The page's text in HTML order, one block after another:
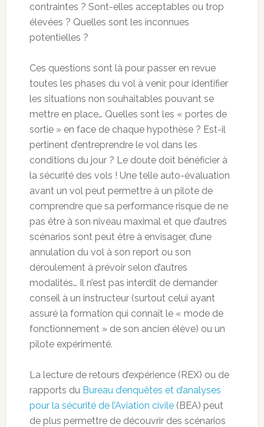
contraintes ? Sont-elles acceptables ou trop
élevées ? Quelles sont les inconnues
potentielles ?
Ces questions sont là pour passer en revue
toutes les phases du vol à venir, pour identifier
les situations non souhaitables pouvant se
mettre en place… Quelles sont les « portes de
sortie » en face de chaque hypothèse ? Est-il
pertinent d’entreprendre le vol dans les
conditions du jour ? Le doute doit bénéficier à
la sécurité des vols ! Une telle auto-évaluation
avant un vol peut permettre à un pilote de
comprendre que sa performance risque de ne
pas être à son niveau maximal et que d’autres
scénarios sont peut être à envisager, d’une
annulation du vol à son report ou son
déroulement à prévoir selon d’autres
modalités… Il n’est pas interdit de demander
conseil à un instructeur (surtout celui ayant
assuré la formation qui connaît le « mode de
fonctionnement » de son ancien élève) ou un
pilote expérimenté.
La lecture de retours d’expérience (REX) ou de
rapports du Bureau d’enquêtes et d’analyses
pour la sécurité de l’Aviation civile(BEA) peut
de plus permettre de découvrir des scénarios